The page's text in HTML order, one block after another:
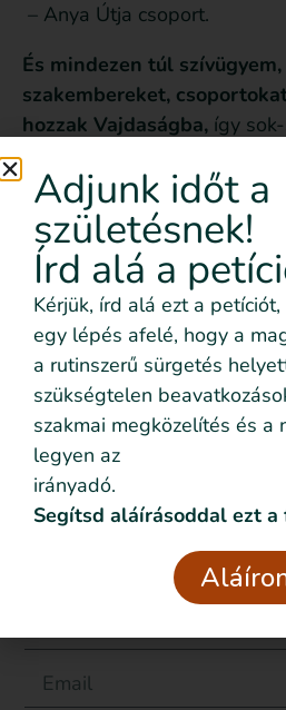
– Anya Útja csoport.
És mindezen túl
szakembereket,
hozzak Vajdaságba, így
oldalamon tájékozódhatsz.
https://www.facebook.com/
https://www.instagram.com/
Bővebb információk:
inbloom.vigisara@gmail.com
+381642325015
telefont, kérlek írj üzenetet,
Küldj üzenetet
Adjunk időt a
születésnek!
Írd alá a
Kérjük, írd alá ezt a
egy lépés afelé, hogy a
a rutinszerű sürgetés
szükségtelen
szakmai megközelítés és a
legyen az
irányadó.
Segítsd aláírásoddal ezt